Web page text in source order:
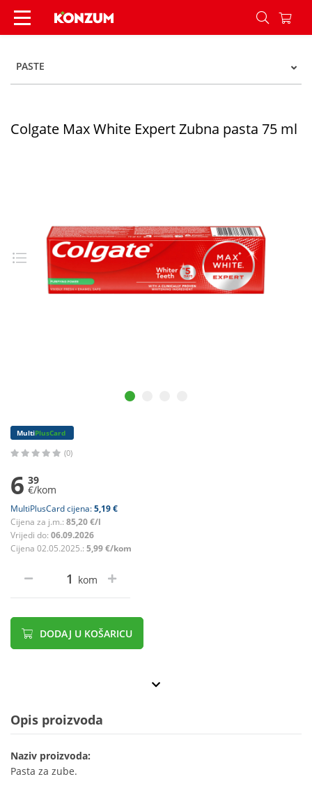
Colgate Max White Expert Zubna pasta 75 ml -
PASTE
Colgate Max White Expert Zubna pasta 75 ml
MultiPlusCard
(0)
6 39
€/kom
MultiPlusCard cijena:5,19 €
Cijena za j.m.: 85,20 €/l
Vrijedi do: 06.09.2026
Cijena 02.05.2025.: 5,99 €/kom
kom
DODAJ U KOŠARICU
Opis proizvoda
Naziv proizvoda:
Pasta za zube.